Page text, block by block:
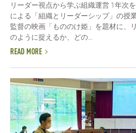
リーダー視点から学ぶ組織運営 1年次
による「組織とリーダーシップ」の授
監督の映画「もののけ姫」を題材に、
のように捉えるか、どの...
READ MORE